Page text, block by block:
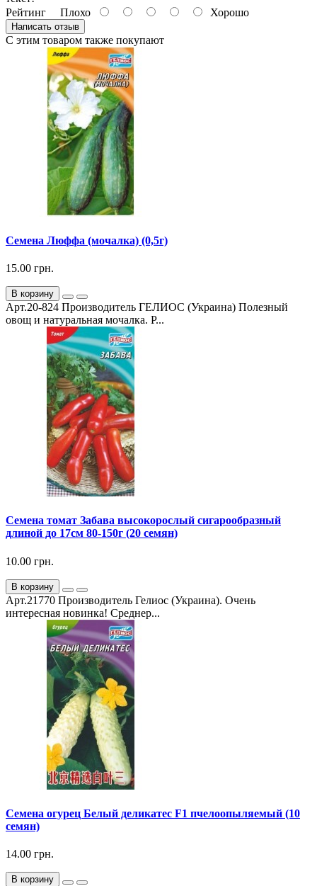
Рейтинг Плохо Хорошо
Написать отзыв
С этим товаром также покупают
Семена Люффа (мочалка) (0,5г)
15.00 грн.
В корзину
Арт.20-824 Производитель ГЕЛИОС (Украина) Полезный
овощ и натуральная мочалка. Р...
Семена томат Забава высокорослый сигарообразный
длиной до 17см 80-150г (20 семян)
10.00 грн.
В корзину
Арт.21770 Производитель Гелиос (Украина). Очень
интересная новинка! Среднер...
Семена огурец Белый деликатес F1 пчелоопыляемый (10
семян)
14.00 грн.
В корзину